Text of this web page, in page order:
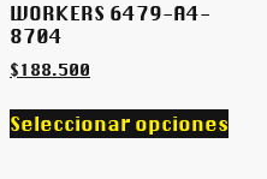
WORKERS 6479-A4-
8704
$188.500
Seleccionar opciones